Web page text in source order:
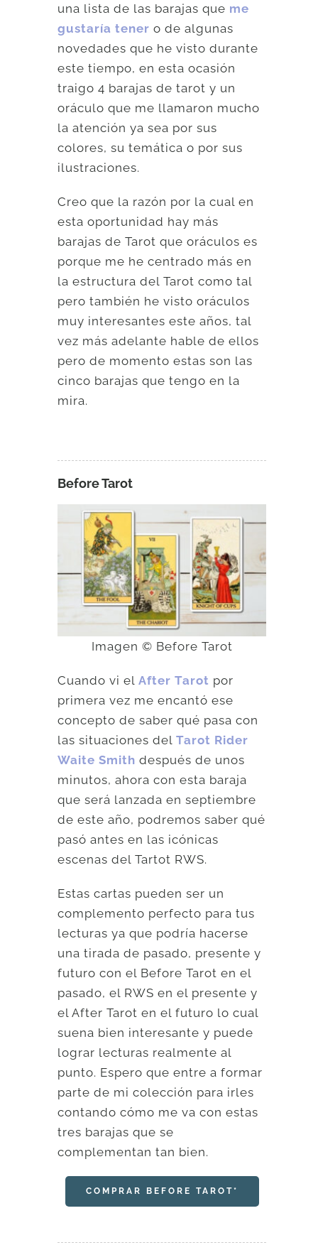
una lista de las barajas que me
gustaría tener o de algunas
novedades que he visto durante
este tiempo, en esta ocasión
traigo 4 barajas de tarot y un
oráculo que me llamaron mucho
la atención ya sea por sus
colores, su temática o por sus
ilustraciones.
Creo que la razón por la cual en
esta oportunidad hay más
barajas de Tarot que oráculos es
porque me he centrado más en
la estructura del Tarot como tal
pero también he visto oráculos
muy interesantes este años, tal
vez más adelante hable de ellos
pero de momento estas son las
cinco barajas que tengo en la
mira.
Before Tarot
Imagen © Before Tarot
Cuando vi elAfter Tarot por
primera vez me encantó ese
concepto de saber qué pasa con
las situaciones delTarot Rider
Waite Smith después de unos
minutos, ahora con esta baraja
que será lanzada en septiembre
de este año, podremos saber qué
pasó antes en las icónicas
escenas del Tartot RWS.
Estas cartas pueden ser un
complemento perfecto para tus
lecturas ya que podría hacerse
una tirada de pasado, presente y
futuro con el Before Tarot en el
pasado, el RWS en el presente y
el After Tarot en el futuro lo cual
suena bien interesante y puede
lograr lecturas realmente al
punto. Espero que entre a formar
parte de mi colección para irles
contando cómo me va con estas
tres barajas que se
complementan tan bien.
COMPRAR BEFORE TAROT*